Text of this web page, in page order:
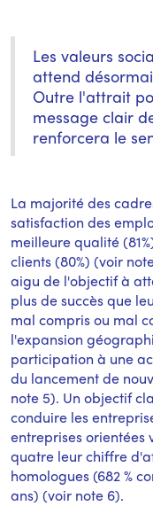
Les valeurs
attend
Outre l'attrait
message clair
renforcera le
La majorité des
satisfaction des
meilleure qualité
clients (80%) (voir
aigu de l'objectif à
plus de succès que
mal compris ou mal
l'expansion
participation à une
du lancement de
note 5). Un objectif
conduire les
entreprises
quatre leur chiffre
homologues (682 %
ans) (voir note 6).